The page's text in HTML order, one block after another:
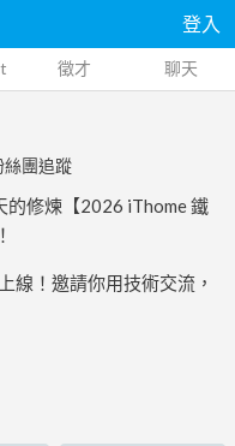
登入
徵才 聊天
團追蹤
的修煉【2026 iThome 鐵
線！邀請你用技術交流，